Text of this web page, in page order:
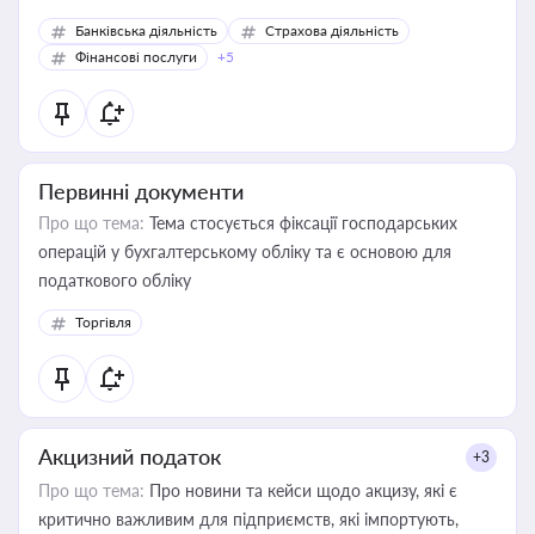
Банківська діяльність
Страхова діяльність
Фінансові послуги
+5
Первинні документи
Про що тема: Тема стосується фіксації господарських
операцій у бухгалтерському обліку та є основою для
податкового обліку
Торгівля
Акцизний податок +3
Про що тема: Про новини та кейси щодо акцизу, які є
критично важливим для підприємств, які імпортують,